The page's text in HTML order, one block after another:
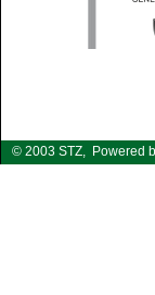
© 2003 STZ, Powered